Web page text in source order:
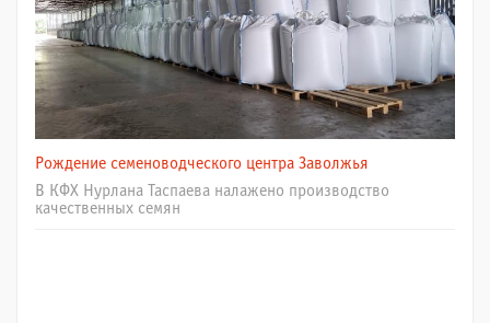
Рождение семеноводческого центра Заволжья
В КФХ Нурлана Таспаева налажено производство
качественных семян